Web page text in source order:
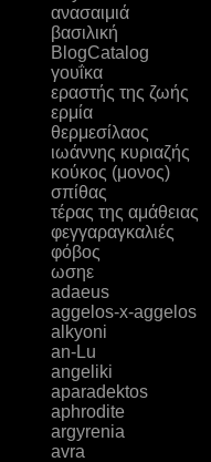
ανασαιμιά
βασιλική
ΒlogCatalog
γουΐκα
εραστής της ζωής
ερμία
θερμεσίλαος
ιωάννης κυριαζής
κούκος (μονος)
σπίθας
τέρας της αμάθειας
φεγγαραγκαλιές
φόβος
ωσηε
adaeus
aggelos-x-aggelos
alkyoni
an-Lu
angeliki
aparadektos
aphrodite
argyrenia
avra